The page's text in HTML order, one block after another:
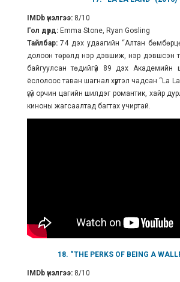
IMDb үнэлгээ: 8/10
Гол дүрд: Emma Stone, Ryan Gosling
Тайлбар:74 дэх удаагийн “Алтан
долоон төрөлд нэр дэвшиж, нэр дэвшсэн
байгуулсан төдийгүй 89 дэх Академийн
ёслолоос таван шагнал хүртэл чадсан “La
үгүй орчин цагийн шилдэг романтик, хайр
киноны жагсаалтад багтах учиртай.
18. “THE PERKS OF BEING A
IMDb үнэлгээ: 8/10